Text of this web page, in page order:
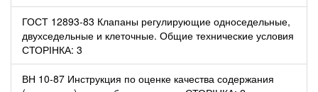
ГОСТ 12893-83 Клапаны регулирующие односедельные,
двухседельные и клеточные. Общие технические условия
СТОРІНКА: 3
ВН 10-87 Инструкция по оценке качества содержания